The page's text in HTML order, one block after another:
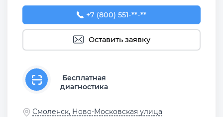
+7 (800) 551-74-09
+7 (800) 551-**-**
Оставить заявку
Бесплатная
диагностика
Смоленск, Ново-Московская улица